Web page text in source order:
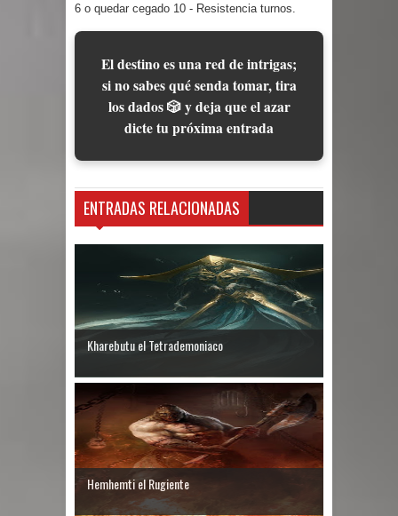
6 o quedar cegado 10 - Resistencia turnos.
El destino es una red de intrigas;
si no sabes qué senda tomar, tira
los dados 🎲 y deja que el azar
dicte tu próxima entrada
ENTRADAS RELACIONADAS
Kharebutu el Tetrademoniaco
Hemhemti el Rugiente